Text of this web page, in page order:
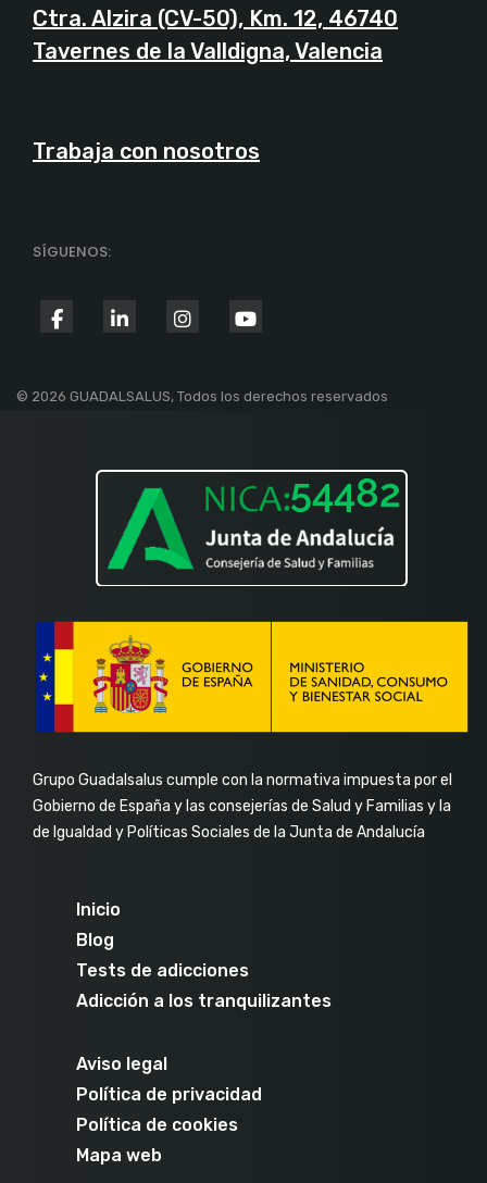
Ctra. Alzira (CV-50), Km. 12, 46740
Tavernes de la Valldigna, Valencia
Trabaja con nosotros
SÍGUENOS:
fab
facebook-
fab
linkedin-
fab
instagram
fab
youtube
© 2026 GUADALSALUS, Todos los derechos reservados
Grupo Guadalsalus cumple con la normativa impuesta por el
Gobierno de España y las consejerías de Salud y Familias y la
de Igualdad y Políticas Sociales de la Junta de Andalucía
Inicio
Blog
Tests de adicciones
Adicción a los tranquilizantes
Aviso legal
Política de privacidad
Política de cookies
Mapa web